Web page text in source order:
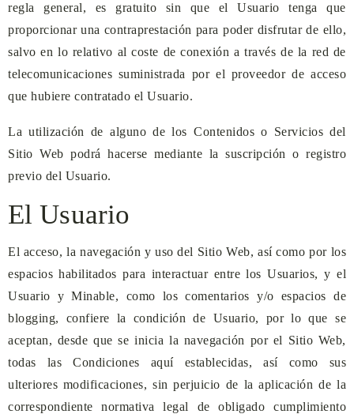
regla general, es gratuito sin que el Usuario tenga que
proporcionar una contraprestación para poder disfrutar de ello,
salvo en lo relativo al coste de conexión a través de la red de
telecomunicaciones suministrada por el proveedor de acceso
que hubiere contratado el Usuario.
La utilización de alguno de los Contenidos o Servicios del
Sitio Web podrá hacerse mediante la suscripción o registro
previo del Usuario.
El Usuario
El acceso, la navegación y uso del Sitio Web, así como por los
espacios habilitados para interactuar entre los Usuarios, y el
Usuario yMinable, como los comentarios y/o espacios de
blogging, confiere la condición de Usuario, por lo que se
aceptan, desde que se inicia la navegación por el Sitio Web,
todas las Condiciones aquí establecidas, así como sus
ulteriores modificaciones, sin perjuicio de la aplicación de la
correspondiente normativa legal de obligado cumplimiento